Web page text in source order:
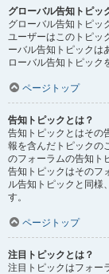
グローバル告知トピッ
グローバル告知トピッ
ユーザーはこのトピッ
ーバル告知トピックは
ローバル告知トピック
ページトップ
告知トピックとは？
告知トピックとはその
報を含んだトピックの
のフォーラムの告知ト
告知トピックはそのフ
ル告知トピックと同様
す。
ページトップ
注目トピックとは？
注目トピックはフォー